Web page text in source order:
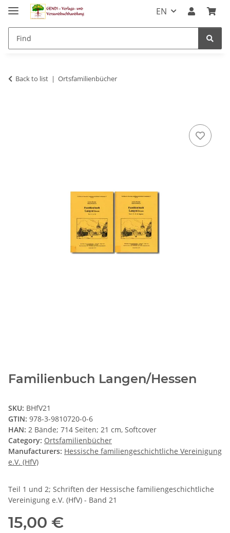
EN
Back to list Ortsfamilienbücher
Familienbuch Langen/Hessen
SKU: BHfV21
GTIN: 978-3-9810720-0-6
HAN: 2 Bände; 714 Seiten; 21 cm, Softcover
Category: Ortsfamilienbücher
Manufacturers: Hessische familiengeschichtliche Vereinigung
e.V. (HfV)
Teil 1 und 2; Schriften der Hessische familiengeschichtliche
Vereinigung e.V. (HfV) - Band 21
15,00 €